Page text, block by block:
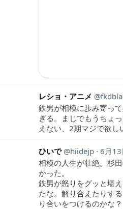
レショ・アニメ
鉄男が相模に歩み寄っ
ぎる。まじでもうちょ
えない、2期マジで欲し
ひいで hiidejp 6月13
相模の人生が壮絶。杉
かった。
鉄男が怒りをグッと堪
たな。解り合えたりす
り合いをつけるのかな？